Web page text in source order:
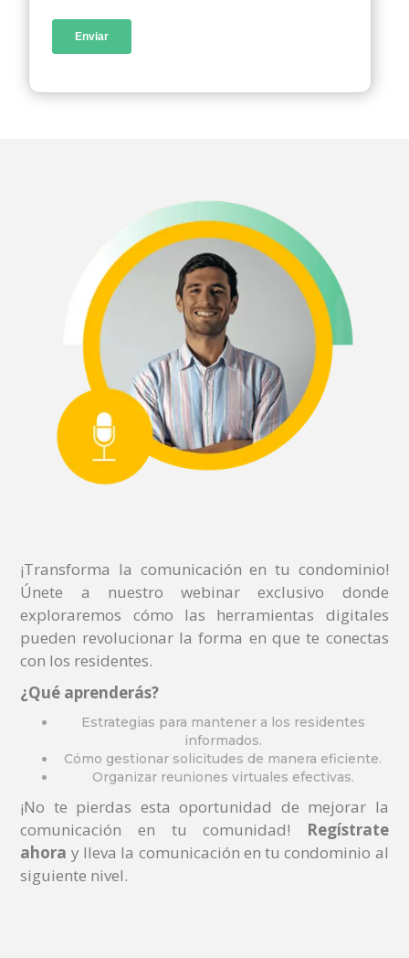
¡Transforma la comunicación en tu condominio!
Únete a nuestro webinar exclusivo donde
exploraremos cómo las herramientas digitales
pueden revolucionar la forma en que te conectas
con los residentes.
¿Qué aprenderás?
Estrategias para mantener a los residentes
informados.
Cómo gestionar solicitudes de manera eficiente.
Organizar reuniones virtuales efectivas.
¡No te pierdas esta oportunidad de mejorar la
comunicación en tu comunidad!
Regístrate
ahora y lleva la comunicación en tu condominio al
siguiente nivel.